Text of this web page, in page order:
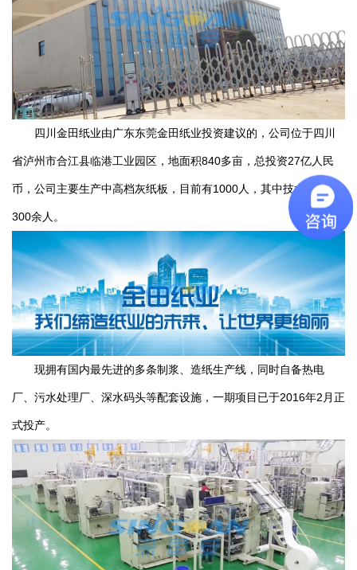
四川金田纸业由广东东莞金田纸业投资建议的，公司位于四川
省泸州市合江县临港工业园区，地面积840多亩，总投资27亿人民
币，公司主要生产中高档灰纸板，目前有1000人，其中技术人员
300余人。
现拥有国内最先进的多条制浆、造纸生产线，同时自备热电
厂、污水处理厂、深水码头等配套设施，一期项目已于2016年2月正
式投产。